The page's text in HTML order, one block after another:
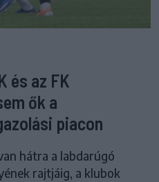
és az FK
ők a
piacon
hátra a labdarúgó
rajtjáig, a klubok